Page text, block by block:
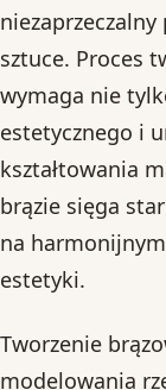
niezaprzeczalny
sztuce. Proces
wymaga nie
estetycznego i
kształtowania
brązie sięga
na
estetyki.
Tworzenie
modelowania